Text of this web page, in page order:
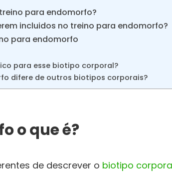
para endomorfo?
incluidos no treino para endomorfo?
para endomorfo
para esse biotipo corporal?
difere de outros biotipos corporais?
o que é?
de descrever o biotipo